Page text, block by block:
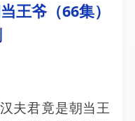
王爷（66集）
夫君竟是朝当王